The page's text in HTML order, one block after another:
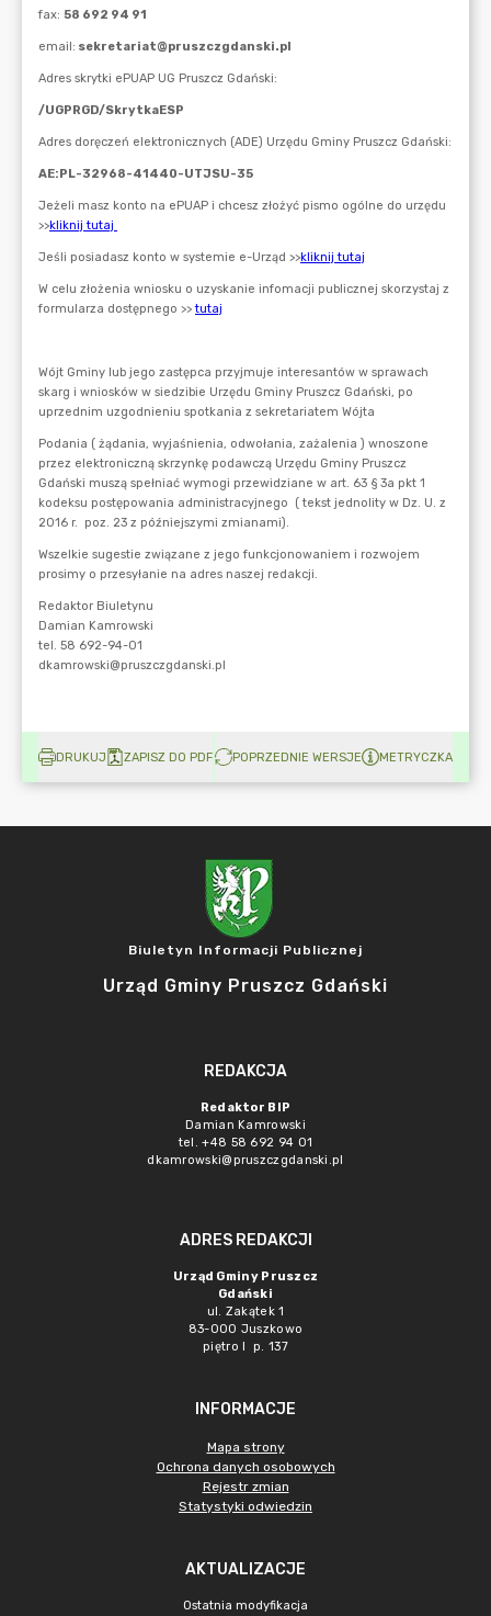
DRUKUJ ZAPISZ DO PDF POPRZEDNIE WERSJE METRYCZKA
Biuletyn Informacji Publicznej
Urząd Gminy Pruszcz Gdański
REDAKCJA
Redaktor BIP
Damian Kamrowski
tel. +48 58 692 94 01
dkamrowski@pruszczgdanski.pl
ADRES REDAKCJI
Urząd Gminy Pruszcz
Gdański
ul. Zakątek 1
83-000 Juszkowo
piętro I p. 137
INFORMACJE
Mapa strony
Ochrona danych osobowych
Rejestr zmian
Statystyki odwiedzin
AKTUALIZACJE
Ostatnia modyfikacja